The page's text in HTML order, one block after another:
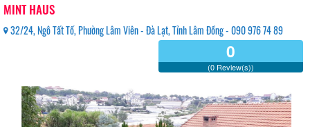
MINT HAUS
32/24, Ngô Tất Tố, Phường Lâm Viên - Đà Lạt, Tỉnh Lâm Đồng - 090 976 74 89
0
(0 Review(s))